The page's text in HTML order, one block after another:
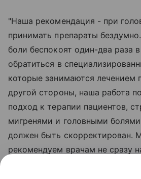
"Наша рекомендация - при
принимать препараты
боли беспокоят один-два раза
обратиться в
которые занимаются лечением
другой стороны, наша работа
подход к терапии пациентов,
мигренями и головными
должен быть скорректирован.
рекомендуем врачам не сразу